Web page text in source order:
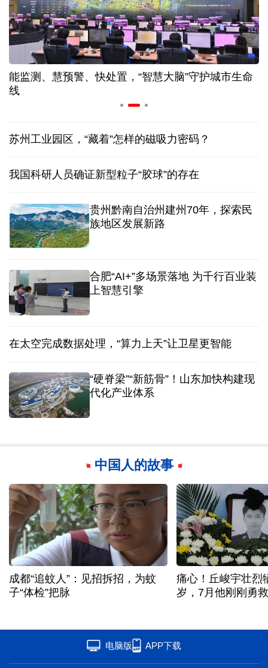
能监测、慧预警、快处置，“智慧大脑”守护城市生命
线
苏州工业园区，“藏着”怎样的磁吸力密码？
我国科研人员确证新型粒子“胶球”的存在
贵州黔南自治州建州70年，探索民
族地区发展新路
合肥“AI+”多场景落地 为千行百业装
上智慧引擎
在太空完成数据处理，“算力上天”让卫星更智能
“硬脊梁”“新筋骨”！山东加快构建现
代化产业体系
中国人的故事
成都“追蚊人”：见招拆招，为蚊
子“体检”把脉
痛心！丘峻宇壮烈
岁，7月他刚刚勇
电脑版 APP下载